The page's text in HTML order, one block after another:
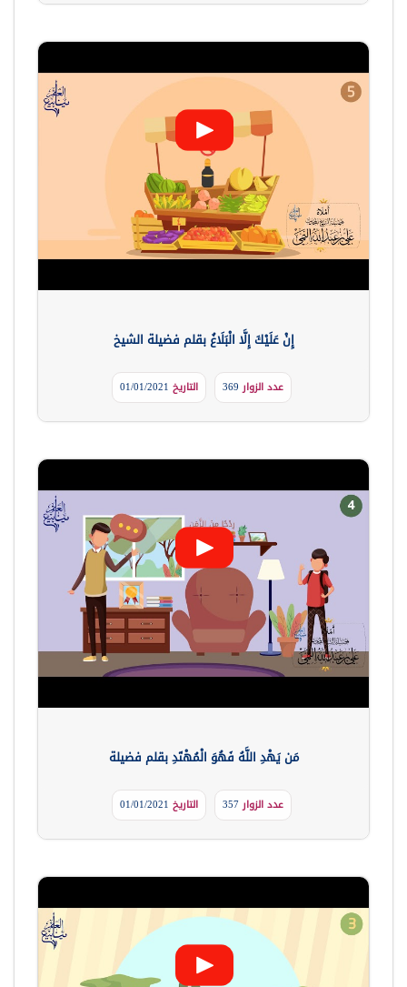
إِنْ عَلَيْكَ إِلَّا الْبَلَاغُ بقلم فضيلة الشيخ
عدد الزوار 369 التاريخ
مَن يَهْدِ اللَّهُ فَهُوَ الْمُهْتَدِ بقلم فضيلة
عدد الزوار357 التاريخ